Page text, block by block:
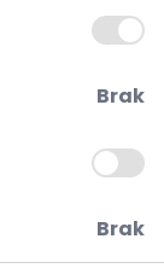
Brak
Brak